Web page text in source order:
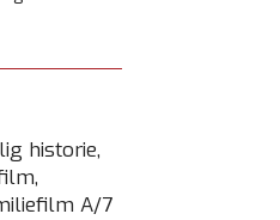
historie,
A/7